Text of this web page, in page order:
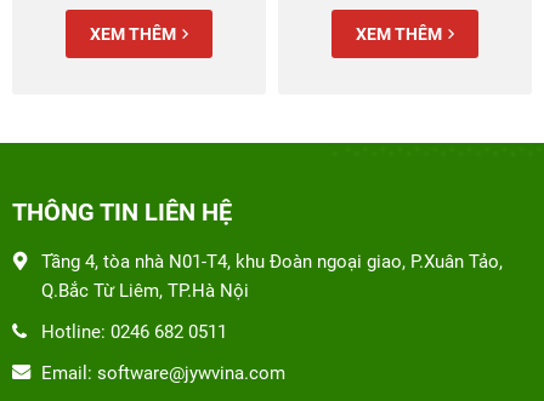
XEM THÊM XEM THÊM
THÔNG TIN LIÊN HỆ
Tầng 4, tòa nhà N01-T4, khu Đoàn ngoại giao, P.Xuân Tảo,
Q.Bắc Từ Liêm, TP.Hà Nội
Hotline: 0246 682 0511
Email: software@jywvina.com